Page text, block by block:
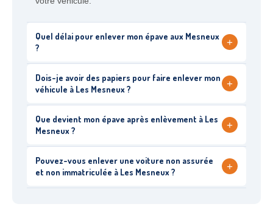
Quel délai pour enlever mon épave aux Mesneux
?
+
Dois-je avoir des papiers pour faire enlever mon
véhicule à Les Mesneux ?
+
Que devient mon épave après enlèvement à Les
Mesneux ?
+
Pouvez-vous enlever une voiture non assurée
et non immatriculée à Les Mesneux ?
+